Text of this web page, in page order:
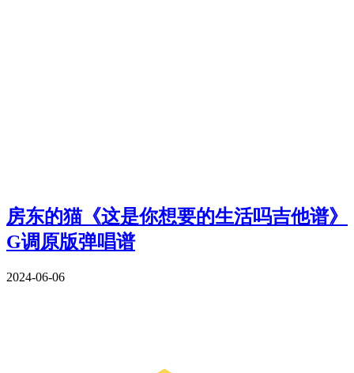
房东的猫《这是你想要的生活吗吉他谱》
G调原版弹唱谱
2024-06-06